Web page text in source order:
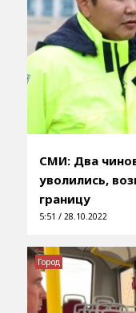
СМИ: Два
уволились,
границу
5:51 / 28.10.2022
Город